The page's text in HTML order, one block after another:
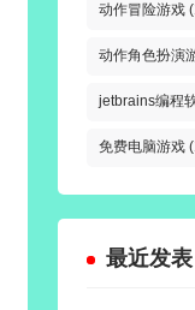
动作冒险游戏
动作角色扮演
jetbrains编程
免费电脑游戏
最近发表